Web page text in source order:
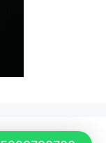
Indonesia •